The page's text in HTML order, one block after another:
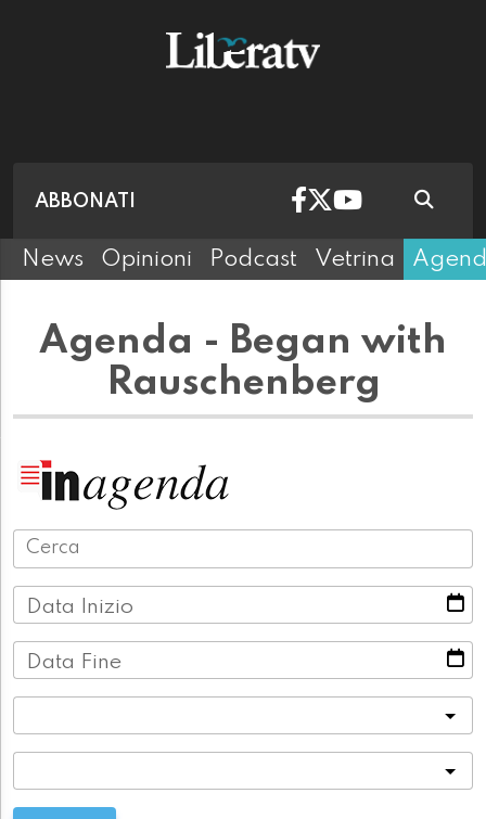
ABBONATI
News Opinioni Podcast Vetrina
Agenda - Began with
Rauschenberg
Data Inizio
Data Fine